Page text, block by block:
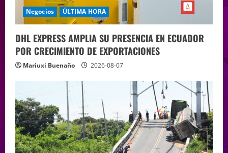
Negocios ÚLTIMA HORA
DHL EXPRESS AMPLIA SU PRESENCIA EN ECUADOR
POR CRECIMIENTO DE EXPORTACIONES
Mariuxi Buenaño 2026-08-07